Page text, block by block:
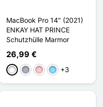
MacBook Pro 14" (2021)
ENKAY HAT PRINCE
Schutzhülle Marmor
26,99 €
WeißGrauPinkHellblau
+3